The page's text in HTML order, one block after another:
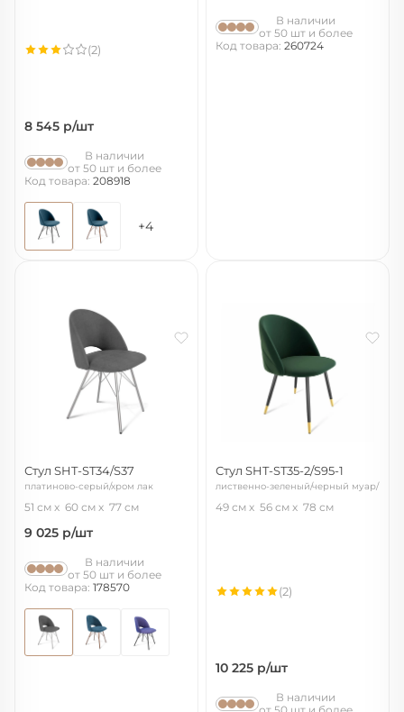
8 545 р/шт
(2)
В наличии
от 50 шт и более
Код товара: 208918
+4
В наличии
от 50 шт и более
Код товара: 260724
Стул SHT-ST34/S37
платиново-серый/хром лак
51 см 60 см 77 см
9 025 р/шт
В наличии
от 50 шт и более
Код товара: 178570
Стул SHT-ST35-2/S95-1
лиственно-зеленый/черный муар/
золото
49 см 56 см 78 см
10 225 р/шт
(2)
В наличии